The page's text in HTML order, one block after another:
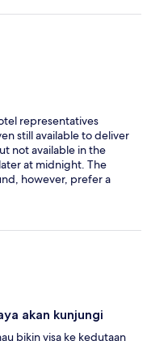
representatives
still available to deliver
not available in the
at midnight. The
however, prefer a
was small and nice,
akan kunjungi
bikin visa ke kedutaan